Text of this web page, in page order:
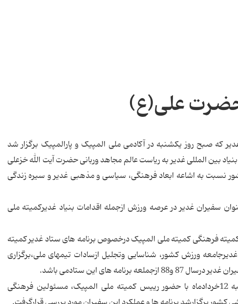
حضرت علی(ع)
صبح روز یکشنبه در آکادمی ملی المپیک و پارالمپیک برگزار شد
وبا همکاری و هدایت بنیاد بین المللی غدیر به ریاست عالم مجاهد وربانی حضرت آیت الله خزعلی
نسبت به اشاعه ابعاد فرهنگی، سیاسی و مذهبی غدیر و سیره زندگی
وبا اخلاق به عنوان سفیران غدیر در عرصه ورزش ازجمله اقدامات بنیاد غدیرکمیته ملی
فرهنگی کمیته ملی المپیک درخصوص برنامه های ستاد غدیر کمیته
جشن غدیرجامعه ورزش کشور، شناسایی وتجلیل ازسادات تیمهای ملی،برگزاری
های این ستادمی باشد.
لازم به ذکراست دراین نشست که صبح امروز یکشنبه 12خردادماه با حضور رییس کمیته ملی المپیک، مسئولین فرهنگی